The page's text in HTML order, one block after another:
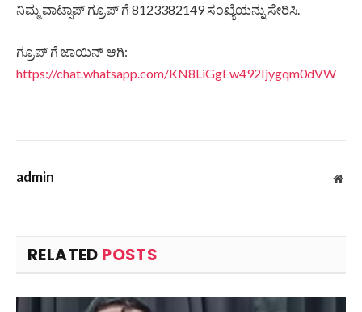
ನಿಮ್ಮ ವಾಟ್ಸಾಪ್ ಗ್ರೂಪ್ ಗೆ 8123382149 ಸಂಖ್ಯೆಯನ್ನು ಸೇರಿಸಿ.
ಗ್ರೂಪ್ ಗೆ ಜಾಯಿನ್ ಆಗಿ:
https://chat.whatsapp.com/KN8LiGgEw492Ijygqm0dVW
admin
RELATED POSTS